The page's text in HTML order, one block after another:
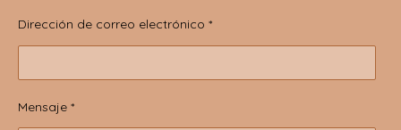
Dirección de correo electrónico *
Mensaje *